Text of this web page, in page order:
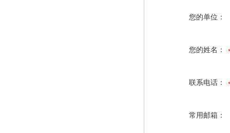
您的单位：
您的姓名：
联系电话：
常用邮箱：